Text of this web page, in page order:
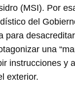
(MSI). Por
del
para
una
instrucciones y
exterior.